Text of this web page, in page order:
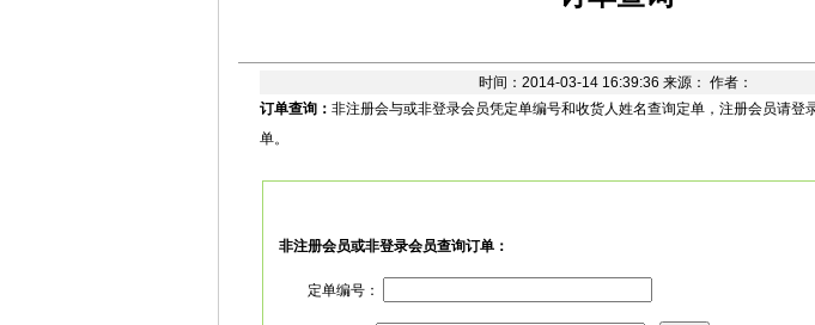
时间：2014-03-14 16:39:36 来源： 作者：
订单查询： 非注册会与或非登录会员凭定单编号和收货人姓名查询定单，注册会员请登
单。
非注册会员或非登录会员查询订单：
定单编号：